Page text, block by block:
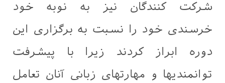
شرکت کنندگان نیز به نوبه خود
خرسندی خود را نسبت به برگزاری این
دوره ابراز کردند زیرا با پیشرفت
توانمندیها و مهارتهای زبانی آنان تعامل